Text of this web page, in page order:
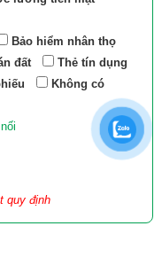
Bảo hiểm nhân thọ
đất
Thẻ tín dụng
Không có
quy định